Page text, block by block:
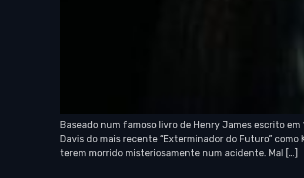
Baseado num famoso livro de Henry James escrito
Davis do mais recente “Exterminador do Futuro”
terem morrido misteriosamente num acidente. Mal […]